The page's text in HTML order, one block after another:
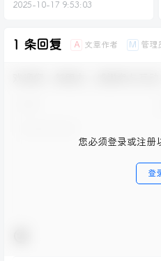
2025-10-17 9:53:03
1 条回复 A 文章作者 M 管理
您必须登录或注册
登